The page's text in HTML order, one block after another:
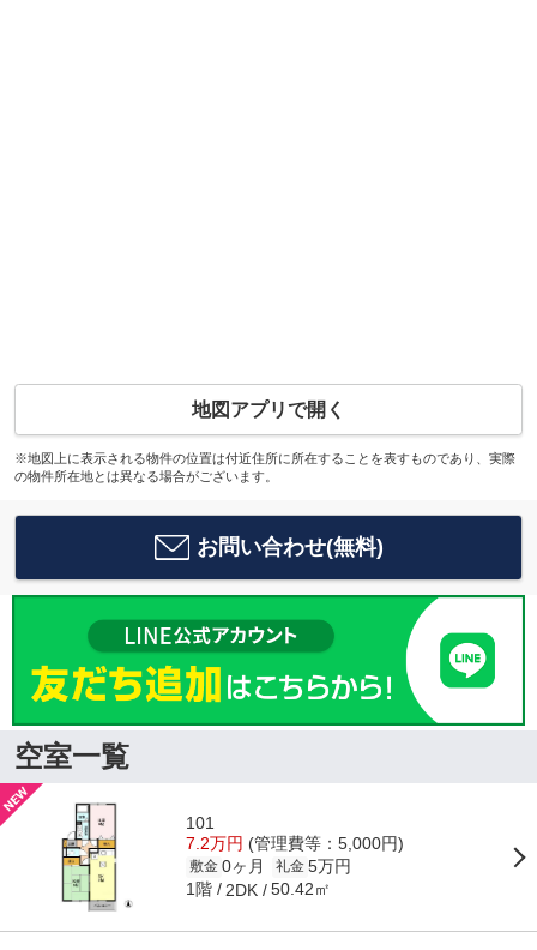
地図アプリで開く
※地図上に表示される物件の位置は付近住所に所在することを表すものであり、実際
の物件所在地とは異なる場合がございます。
お問い合わせ(無料)
空室一覧
101
7.2万円 (管理費等：5,000円)
敷金 0ヶ月 礼金 5万円
1階 2DK 50.42㎡